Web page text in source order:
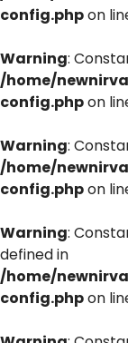
config.phpon
Warning:
/home/
config.phpon
Warning:
/home/
config.phpon
Warning:
defined in
/home/
config.phpon